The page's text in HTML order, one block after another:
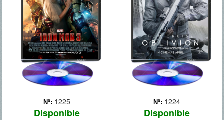
Nº: 1225
Disponible
conoce límites. Cuando
Stark comprende que su
enemigo ha destruido su
universo personal, se e...
Más
Nº: 1224
Disponible
destruido, y todos los seres
humanos fueron
evacuados. Jack Harper
(Tom Cruise), un an... Más